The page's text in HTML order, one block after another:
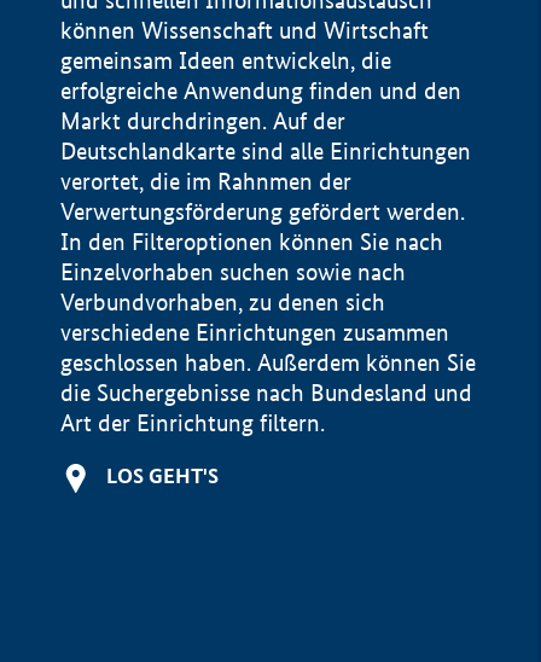
können Wissenschaft und Wirtschaft
gemeinsam Ideen entwickeln, die
erfolgreiche Anwendung finden und den
Markt durchdringen. Auf der
Deutschlandkarte sind alle Einrichtungen
verortet, die im Rahnmen der
Verwertungsförderung gefördert werden.
In den Filteroptionen können Sie nach
Einzelvorhaben suchen sowie nach
Verbundvorhaben, zu denen sich
verschiedene Einrichtungen zusammen
geschlossen haben. Außerdem können Sie
die Suchergebnisse nach Bundesland und
Art der Einrichtung filtern.
LOS GEHT'S